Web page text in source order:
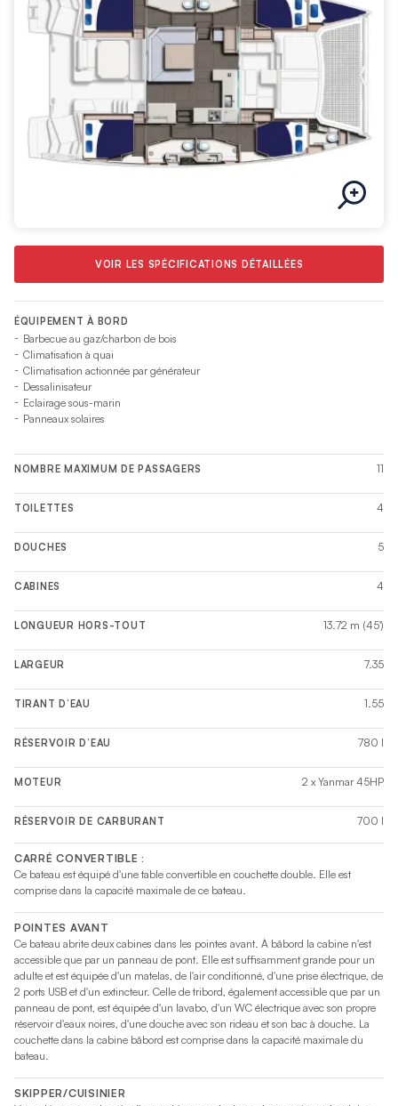
Les aménagements extérieurs sont tout aussi agréables avec
un espace repas plus important dans le cockpit arrière et à
l’avant un cockpit couvert plus spacieux, les deux facilement
accessibles depuis le carré. Le poste de barre surélevé,
équipé d’instruments de navigation de chez Raymarine, offre
une excellente visibilité. Toutes les manœuvres sont
renvoyées au poste de barre et la navigation est encore
facilitée par la présence de winchs et d’un guindeau
électriques. Deux moteurs Yanmar de 45 CV extrêmement
performants propulsent ce superbe voilier qui constitue ainsi
une famille.
VOIR LES SPÉCIFICATIONS DÉTAILLÉES
ÉQUIPEMENT À BORD
Barbecue au gaz/charbon de bois
Climatisation à quai
Climatisation actionnée par générateur
Dessalinisateur
Eclairage sous-marin
Panneaux solaires
NOMBRE MAXIMUM DE PASSAGERS 11
TOILETTES 4
DOUCHES 5
CABINES 4
LONGUEUR HORS-TOUT 13.72 m (45')
LARGEUR 7.35
TIRANT D’EAU 1.55
RÉSERVOIR D’EAU 780 l
MOTEUR 2 x Yanmar 45HP
RÉSERVOIR DE CARBURANT 700 l
CARRÉ CONVERTIBLE :
Ce bateau est équipé d'une table convertible en couchette double. Elle est
comprise dans la capacité maximale de ce bateau.
POINTES AVANT
Ce bateau abrite deux cabines dans les pointes avant. À bâbord la cabine n'est
accessible que par un panneau de pont. Elle est suffisamment grande pour un
adulte et est équipée d'un matelas, de l'air conditionné, d'une prise électrique, de
2 ports USB et d'un extincteur. Celle de tribord, également accessible que par un
panneau de pont, est équipée d'un lavabo, d'un WC électrique avec son propre
réservoir d'eaux noires, d'une douche avec son rideau et son bac à douche. La
couchette dans la cabine bâbord est comprise dans la capacité maximale du
bateau.
SKIPPER/CUISINIER